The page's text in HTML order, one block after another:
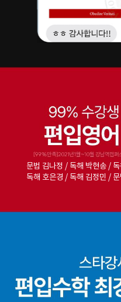
문법 김나정 / 독해 박현송 /
독해 호은경 / 독해 김정민 /